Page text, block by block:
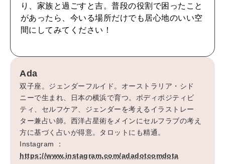
WORK&MONEY
特集
2026年9月号「北海道 おいしく遊ぶ、夏のご褒美旅。」
2026年8月号『お茶の時間です。』
2026年7月号「鎌倉 ローカルが 教えてくれた 本当の歩き方。」
MAGAZINE MOOK
り、家族と過ごすと吉。普段の役割で困ったこと
があったら、今いる場所だけでも居心地のいい空
間にしてみてください！
Ada
双子座。ジェンダーフルイド。オーストラリア・シド
ニーで生まれ、日本の横浜で育つ。ボディポジティビ
ティ、セルフケア、ジェンダーを考えるイラストレー
ター兼占い師。西洋占星術をメインにセルフラブの考え
方に基づく占いが得意。タロットにも精通。
Instagram ：
https://www.instagram.com/adadotcomdota